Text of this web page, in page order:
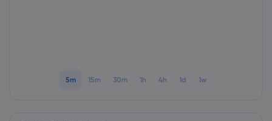
5m 15m 30m 1h 4h 1d 1w